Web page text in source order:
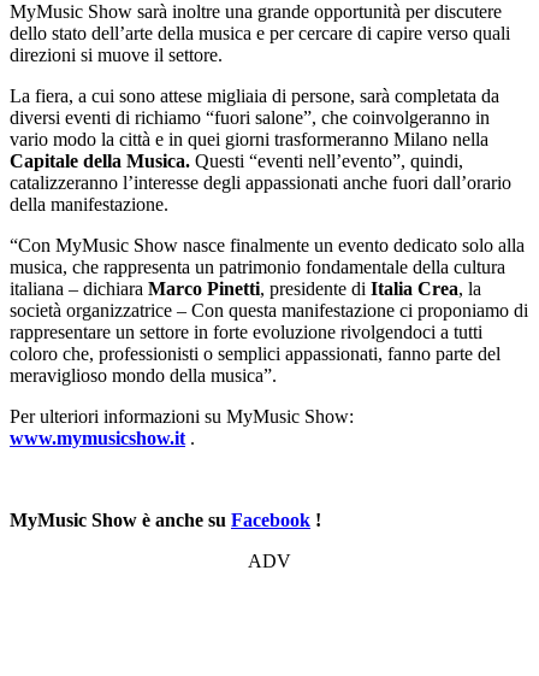
MyMusic Show sarà inoltre una grande opportunità per discutere
dello stato dell’arte della musica e per cercare di capire verso quali
direzioni si muove il settore.
La fiera, a cui sono attese migliaia di persone, sarà completata da
diversi eventi di richiamo “fuori salone”, che coinvolgeranno in
vario modo la città e in quei giorni trasformeranno Milano nella
Capitale della Musica. Questi “eventi nell’evento”, quindi,
catalizzeranno l’interesse degli appassionati anche fuori dall’orario
della manifestazione.
“Con MyMusic Show nasce finalmente un evento dedicato solo alla
musica, che rappresenta un patrimonio fondamentale della cultura
italiana – dichiara Marco Pinetti, presidente di Italia Crea, la
società organizzatrice – Con questa manifestazione ci proponiamo di
rappresentare un settore in forte evoluzione rivolgendoci a tutti
coloro che, professionisti o semplici appassionati, fanno parte del
meraviglioso mondo della musica”.
Per ulteriori informazioni su MyMusic Show:
www.mymusicshow.it .
MyMusic Show è anche su Facebook !
ADV